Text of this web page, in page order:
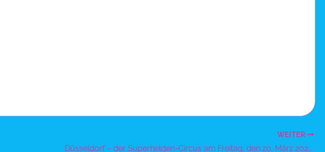
WEITER
Düsseldorf – der Superhelden-Circus am Freitag, den 20. März 2026 um 16 Uhr auf dem Schützenplatz – FAMILIENTAG